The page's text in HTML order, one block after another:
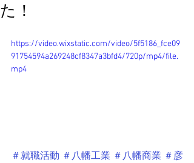
た！
https://video.wixstatic.com/video/5f5186_fce09
91754594a269248cf8347a3bfd4/720p/mp4/file.
mp4
＃就職活動 ＃八幡工業 ＃八幡商業 ＃彦